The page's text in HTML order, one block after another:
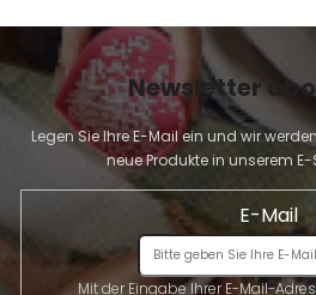
Newsletter
Legen Sie Ihre E-Mail ein und wir
neue Produkte in unserem
E-Mail